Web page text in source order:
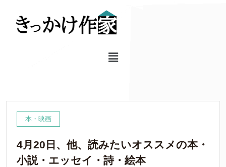
本・映画
4月20日、他、読みたいオススメの本・
小説・エッセイ・詩・絵本